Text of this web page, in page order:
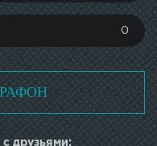
0
друзьями: